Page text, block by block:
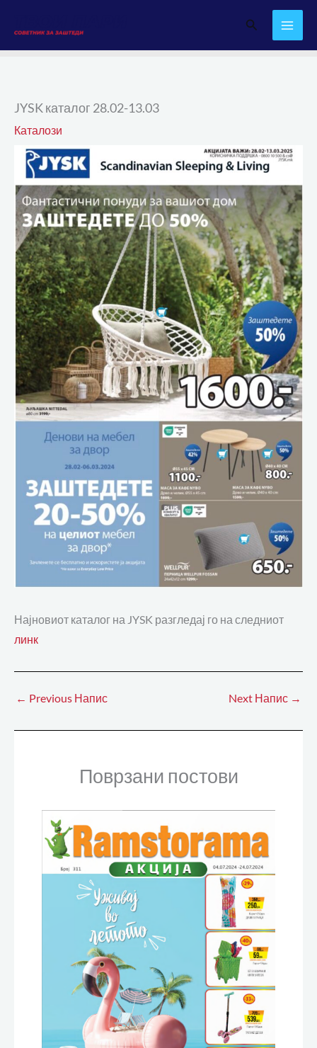
content
Search
JYSK каталог 28.02-13.03
Каталози
Најновиот каталог на JYSK разгледај го на следниот
линк
← Previous Напис Next Напис →
Поврзани постови